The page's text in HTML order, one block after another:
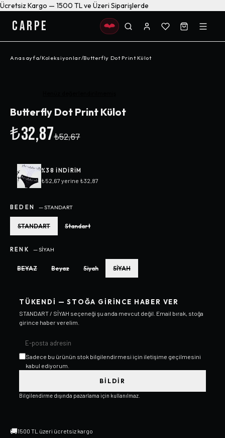
Ücretsiz Kargo — 1500 TL ve Üzeri Siparişlerde
CARPE
Anasayfa/Koleksiyonlar/Butterfly Dot Print Külot
Butterfly Dot Print Külot
₺32,87₺52,67
%38 INDIRIM
₺52,67 yerine ₺32,87
BEDEN —STANDART
STANDART Standart
RENK —SİYAH
BEYAZ Beyaz Siyah SİYAH
TÜKENDI — STOĞA GIRINCE HABER VER
STANDART / SİYAH seçeneği şu anda mevcut değil. Email bırak, stoğa
girince haber verelim.
Sadece bu ürünün stok bilgilendirmesi için iletişime geçilmesini
kabul ediyorum.
BILDIR
Bilgilendirme dışında pazarlama için kullanılmaz.
🚚1500 TL üzeri ücretsiz kargo